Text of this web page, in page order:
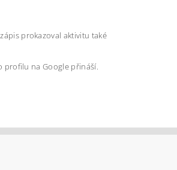
prokazoval aktivitu také
profilu na Google přináší.